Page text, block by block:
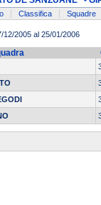
Classifica Squadre
12/2005 al 25/01/2006